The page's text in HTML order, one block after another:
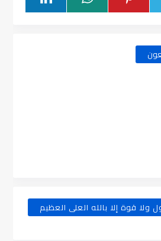
ولا قوة إلا بالله العلى العظيم